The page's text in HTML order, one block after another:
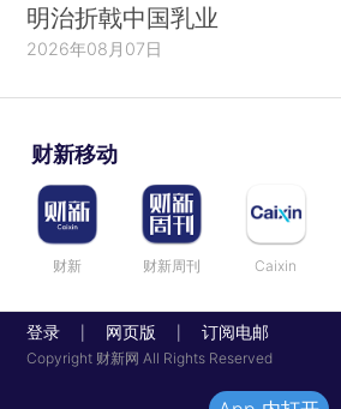
明治折戟中国乳业
2026年08月07日
财新移动
财新 财新周刊 Caixin
登录 网页版 订阅电邮
Copyright 财新网 All Rights Reserved